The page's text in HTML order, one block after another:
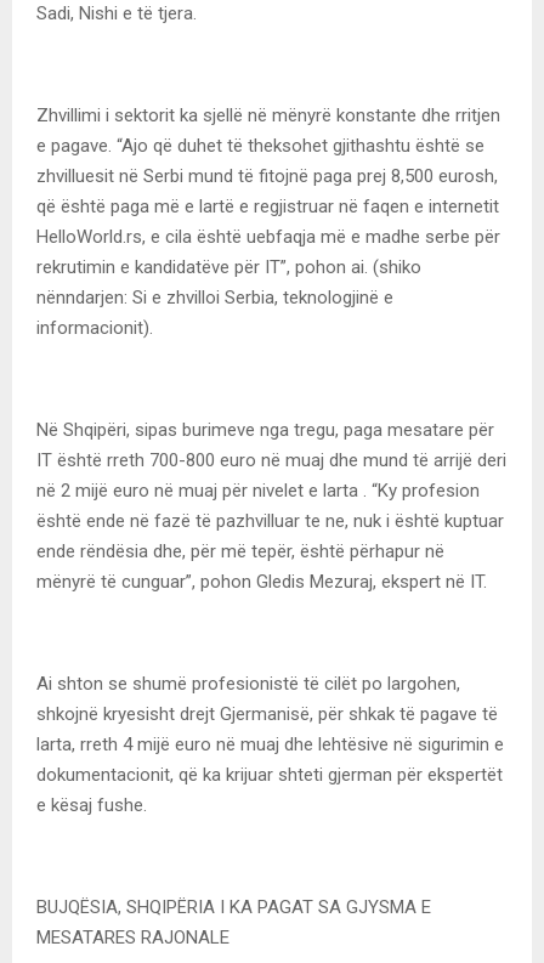
Sadi, Nishi e të tjera.
Zhvillimi i sektorit ka sjellë në mënyrë konstante dhe rritjen
e pagave. “Ajo që duhet të theksohet gjithashtu është se
zhvilluesit në Serbi mund të fitojnë paga prej 8,500 eurosh,
që është paga më e lartë e regjistruar në faqen e internetit
HelloWorld.rs, e cila është uebfaqja më e madhe serbe për
rekrutimin e kandidatëve për IT”, pohon ai. (shiko
nënndarjen: Si e zhvilloi Serbia, teknologjinë e
informacionit).
Në Shqipëri, sipas burimeve nga tregu, paga mesatare për
IT është rreth 700-800 euro në muaj dhe mund të arrijë deri
në 2 mijë euro në muaj për nivelet e larta . “Ky profesion
është ende në fazë të pazhvilluar te ne, nuk i është kuptuar
ende rëndësia dhe, për më tepër, është përhapur në
mënyrë të cunguar”, pohon Gledis Mezuraj, ekspert në IT.
Ai shton se shumë profesionistë të cilët po largohen,
shkojnë kryesisht drejt Gjermanisë, për shkak të pagave të
larta, rreth 4 mijë euro në muaj dhe lehtësive në sigurimin e
dokumentacionit, që ka krijuar shteti gjerman për ekspertët
e kësaj fushe.
BUJQËSIA, SHQIPËRIA I KA PAGAT SA GJYSMA E
MESATARES RAJONALE